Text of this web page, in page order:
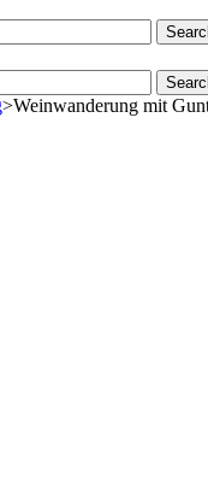
>Weinwanderung mit